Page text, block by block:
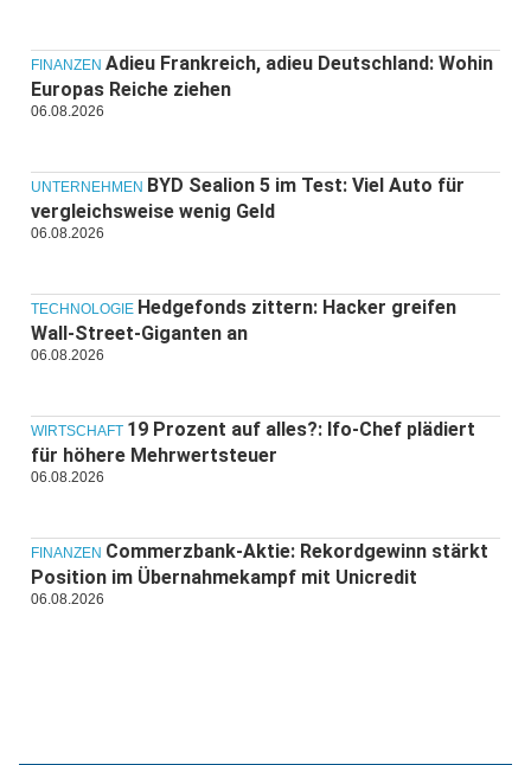
FINANZEN Adieu Frankreich, adieu Deutschland: Wohin
Europas Reiche ziehen
06.08.2026
UNTERNEHMEN BYD Sealion 5 im Test: Viel Auto für
vergleichsweise wenig Geld
06.08.2026
TECHNOLOGIE Hedgefonds zittern: Hacker greifen
Wall-Street-Giganten an
06.08.2026
WIRTSCHAFT 19 Prozent auf alles?: Ifo-Chef plädiert
für höhere Mehrwertsteuer
06.08.2026
FINANZEN Commerzbank-Aktie: Rekordgewinn stärkt
Position im Übernahmekampf mit Unicredit
06.08.2026